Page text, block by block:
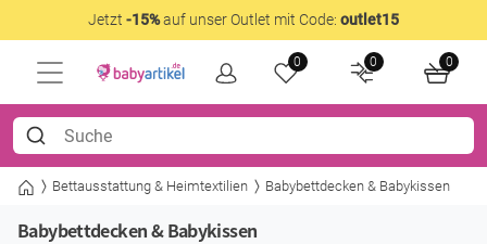
Jetzt -15%auf unser Outlet mit Code: outlet15
0 0 0
Bettausstattung & Heimtextilien Babybettdecken & Babykissen
Babybettdecken & Babykissen